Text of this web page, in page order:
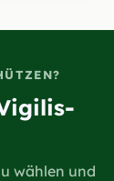
wählen und